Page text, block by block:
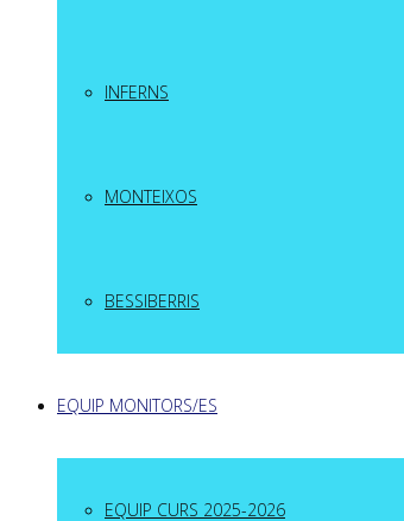
INFERNS
MONTEIXOS
BESSIBERRIS
EQUIP MONITORS/ES
EQUIP CURS 2025-2026